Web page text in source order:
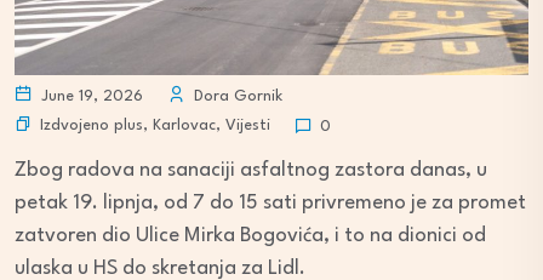
June 19, 2026
Dora Gornik
Izdvojeno plus, Karlovac, Vijesti 0
Zbog radova na sanaciji asfaltnog zastora danas, u
petak 19. lipnja, od 7 do 15 sati privremeno je za promet
zatvoren dio Ulice Mirka Bogovića, i to na dionici od
ulaska u HS do skretanja za Lidl.